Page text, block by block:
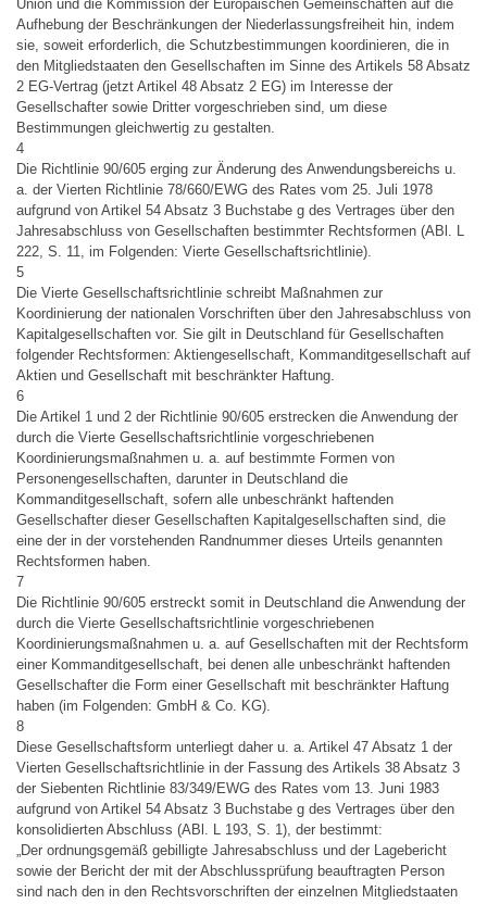
Union und die Kommission der Europäischen Gemeinschaften auf die
Aufhebung der Beschränkungen der Niederlassungsfreiheit hin, indem
sie, soweit erforderlich, die Schutzbestimmungen koordinieren, die in
den Mitgliedstaaten den Gesellschaften im Sinne des Artikels 58 Absatz
2 EG-Vertrag (jetzt Artikel 48 Absatz 2 EG) im Interesse der
Gesellschafter sowie Dritter vorgeschrieben sind, um diese
Bestimmungen gleichwertig zu gestalten.
4
Die Richtlinie 90/605 erging zur Änderung des Anwendungsbereichs u.
a. der Vierten Richtlinie 78/660/EWG des Rates vom 25. Juli 1978
aufgrund von Artikel 54 Absatz 3 Buchstabe g des Vertrages über den
Jahresabschluss von Gesellschaften bestimmter Rechtsformen (ABl. L
222, S. 11, im Folgenden: Vierte Gesellschaftsrichtlinie).
5
Die Vierte Gesellschaftsrichtlinie schreibt Maßnahmen zur
Koordinierung der nationalen Vorschriften über den Jahresabschluss von
Kapitalgesellschaften vor. Sie gilt in Deutschland für Gesellschaften
folgender Rechtsformen: Aktiengesellschaft, Kommanditgesellschaft auf
Aktien und Gesellschaft mit beschränkter Haftung.
6
Die Artikel 1 und 2 der Richtlinie 90/605 erstrecken die Anwendung der
durch die Vierte Gesellschaftsrichtlinie vorgeschriebenen
Koordinierungsmaßnahmen u. a. auf bestimmte Formen von
Personengesellschaften, darunter in Deutschland die
Kommanditgesellschaft, sofern alle unbeschränkt haftenden
Gesellschafter dieser Gesellschaften Kapitalgesellschaften sind, die
eine der in der vorstehenden Randnummer dieses Urteils genannten
Rechtsformen haben.
7
Die Richtlinie 90/605 erstreckt somit in Deutschland die Anwendung der
durch die Vierte Gesellschaftsrichtlinie vorgeschriebenen
Koordinierungsmaßnahmen u. a. auf Gesellschaften mit der Rechtsform
einer Kommanditgesellschaft, bei denen alle unbeschränkt haftenden
Gesellschafter die Form einer Gesellschaft mit beschränkter Haftung
haben (im Folgenden: GmbH & Co. KG).
8
Diese Gesellschaftsform unterliegt daher u. a. Artikel 47 Absatz 1 der
Vierten Gesellschaftsrichtlinie in der Fassung des Artikels 38 Absatz 3
der Siebenten Richtlinie 83/349/EWG des Rates vom 13. Juni 1983
aufgrund von Artikel 54 Absatz 3 Buchstabe g des Vertrages über den
konsolidierten Abschluss (ABl. L 193, S. 1), der bestimmt:
„Der ordnungsgemäß gebilligte Jahresabschluss und der Lagebericht
sowie der Bericht der mit der Abschlussprüfung beauftragten Person
sind nach den in den Rechtsvorschriften der einzelnen Mitgliedstaaten